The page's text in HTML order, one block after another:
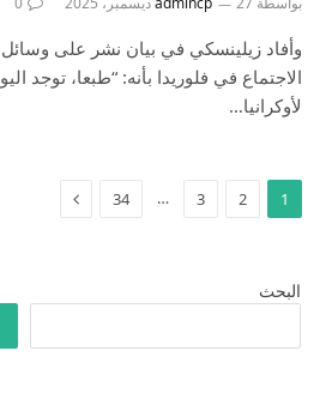
وأفاد زيلينسكي في بيان نشر على
الاجتماع في فلوريدا بأنه: “طبعا، توجد
لأوكرانيا…
1
2
3
…
34 التالي
البحث